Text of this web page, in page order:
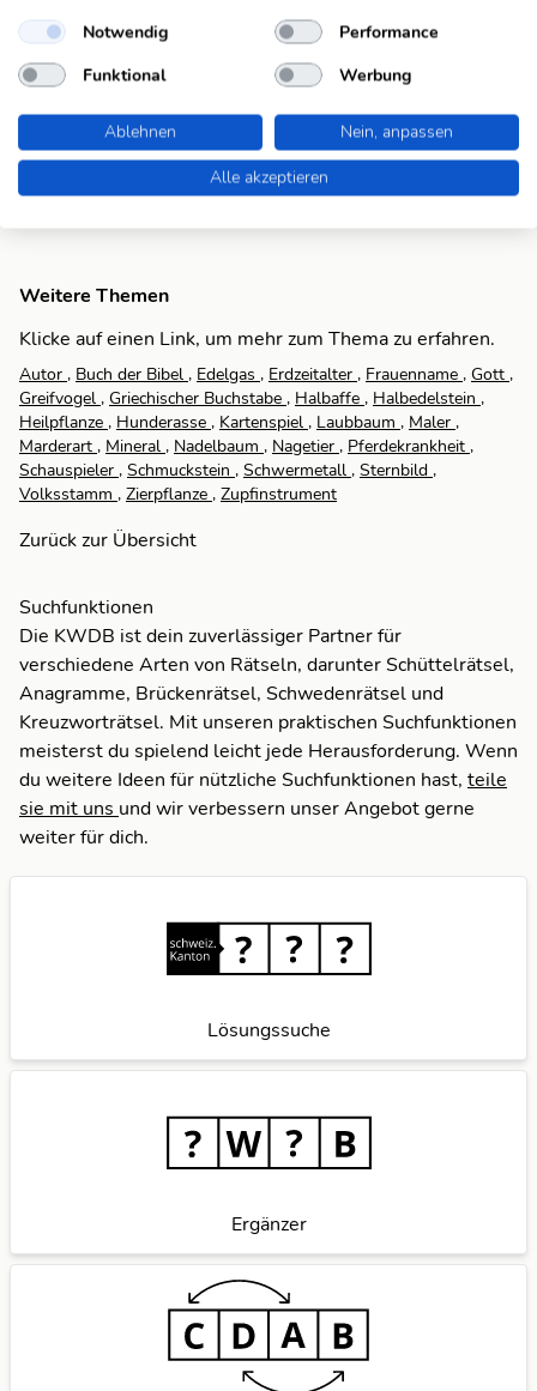
Taucht das Thema oft in Rätseln auf?
Ja – besonders in thematischen Rätseln oder bei Tierfragen mit
Bezug zur Landwirtschaft.
Weitere Themen
Klicke auf einen Link, um mehr zum Thema zu erfahren.
Autor , Buch der Bibel , Edelgas , Erdzeitalter , Frauenname , Gott ,
Greifvogel , Griechischer Buchstabe , Halbaffe , Halbedelstein ,
Heilpflanze , Hunderasse , Kartenspiel , Laubbaum , Maler ,
Marderart , Mineral , Nadelbaum , Nagetier , Pferdekrankheit ,
Schauspieler , Schmuckstein , Schwermetall , Sternbild ,
Volksstamm , Zierpflanze , Zupfinstrument
Zurück zur Übersicht
Suchfunktionen
Die KWDB ist dein zuverlässiger Partner für
verschiedene Arten von Rätseln, darunter Schüttelrätsel,
Anagramme, Brückenrätsel, Schwedenrätsel und
Kreuzworträtsel. Mit unseren praktischen Suchfunktionen
meisterst du spielend leicht jede Herausforderung. Wenn
du weitere Ideen für nützliche Suchfunktionen hast, teile
sie mit uns und wir verbessern unser Angebot gerne
weiter für dich.
Lösungssuche
Ergänzer
Notwendig
Performance
Funktional
Werbung
Ablehnen
Nein, anpassen
Alle akzeptieren